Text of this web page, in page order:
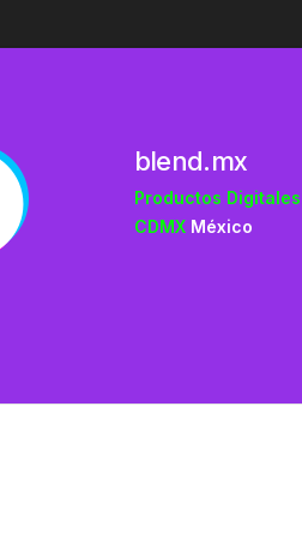
blend.mx
Productos Digitales
CDMX México